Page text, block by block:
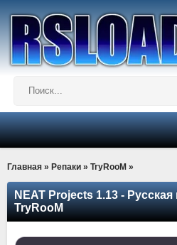
Главная » Репаки » TryRooM »
NEAT Projects 1.13 -
TryRooM